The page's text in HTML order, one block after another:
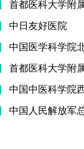
首都医科大学附
中日友好医院
中国医学科学院
首都医科大学附
中国中医科学院
中国人民解放军